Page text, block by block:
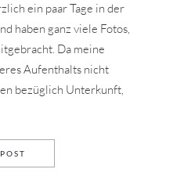
ein paar Tage in der
haben ganz viele Fotos,
Da meine
Aufenthalts nicht
bezüglich Unterkunft,